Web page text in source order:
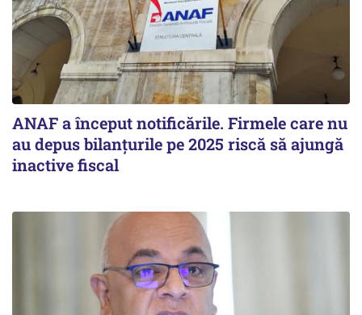
ANAF a început notificările. Firmele care nu
au depus bilanțurile pe 2025 riscă să ajungă
inactive fiscal